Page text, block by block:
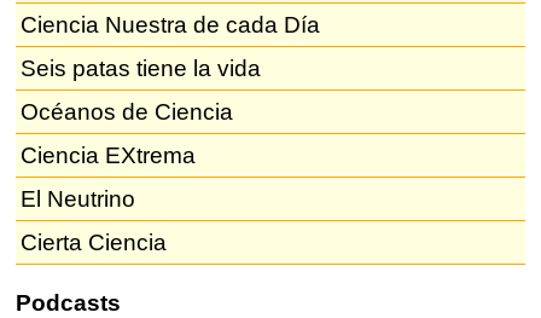
Ciencia Nuestra de cada Día
Seis patas tiene la vida
Océanos de Ciencia
Ciencia EXtrema
El Neutrino
Cierta Ciencia
Podcasts